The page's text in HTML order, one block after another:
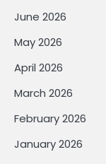
June 2026
May 2026
April 2026
March 2026
February 2026
January 2026